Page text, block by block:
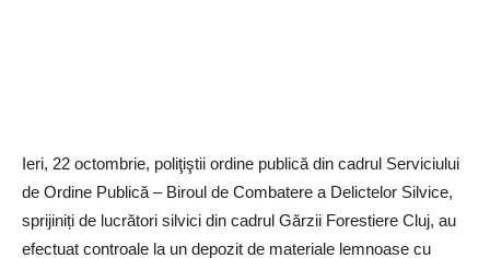
Ieri, 22 octombrie, poliţiştii ordine publică din cadrul Serviciului
de Ordine Publică – Biroul de Combatere a Delictelor Silvice,
sprijiniți de lucrători silvici din cadrul Gărzii Forestiere Cluj, au
efectuat controale la un depozit de materiale lemnoase cu